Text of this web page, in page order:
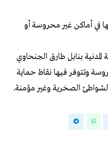
في أماكن غير محروسة أو
بنابل طارق الجنحاوي
وتتوفر فيها نقاط حماية
الصخرية وغير مؤمنة.